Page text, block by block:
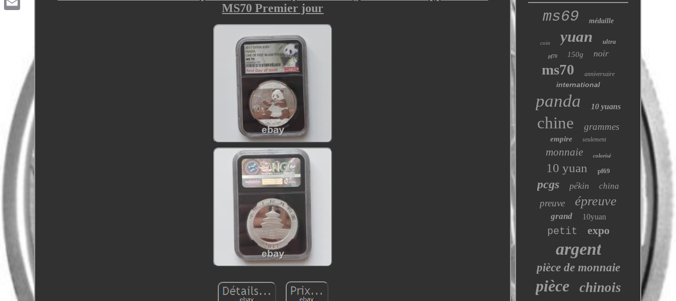
MS70 Premier jour
ms69 médaille
coin yuan ultra
pf70 150g noir
ms70 anniversaire
international
panda 10 yuans
chine grammes
empire seulement
monnaie colorisé
10 yuan pf69
pcgs pékin china
preuve épreuve
grand 10yuan
petit expo
argent
pièce de monnaie
pièce chinois